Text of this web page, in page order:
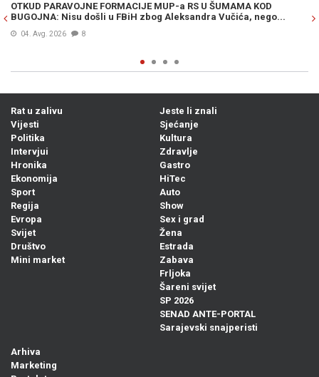
OTKUD PARAVOJNE FORMACIJE MUP-a RS U ŠUMAMA KOD
BUGOJNA: Nisu došli u FBiH zbog Aleksandra Vučića, nego...
04. Avg. 2026 8
Rat u zalivu
Vijesti
Politika
Intervjui
Hronika
Ekonomija
Sport
Regija
Evropa
Svijet
Društvo
Mini market
Jeste li znali
Sjećanje
Kultura
Zdravlje
Gastro
HiTec
Auto
Show
Sex i grad
Žena
Estrada
Zabava
Frljoka
Šareni svijet
SP 2026
SENAD ANTE-PORTAL
Sarajevski snajperisti
Arhiva
Marketing